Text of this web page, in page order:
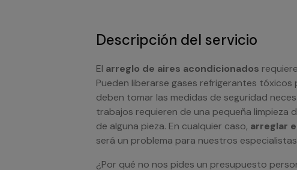
Descripción del servicio
El arreglo de aires acondicionados
Pueden liberarse gases refrigerantes
deben tomar las medidas de seguridad
trabajos requieren de una pequeña limpieza
de alguna pieza. En cualquier caso, arreglar
será un problema para nuestros
¿Por qué no nos pides un presupuesto